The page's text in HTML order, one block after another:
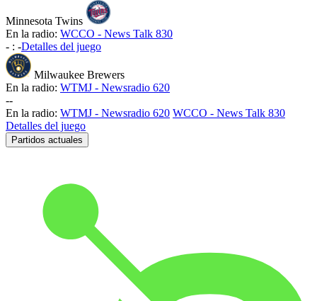
Minnesota Twins
En la radio: WCCO - News Talk 830
- : -Detalles del juego
Milwaukee Brewers
En la radio: WTMJ - Newsradio 620
--
En la radio: WTMJ - Newsradio 620 WCCO - News Talk 830
Detalles del juego
Partidos actuales